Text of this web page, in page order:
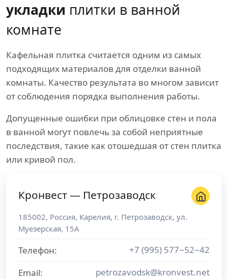
укладки плитки в ванной
комнате
Кафельная плитка считается одним из самых
подходящих материалов для отделки ванной
комнаты. Качество результата во многом зависит
от соблюдения порядка выполнения работы.
Допущенные ошибки при облицовке стен и пола
в ванной могут повлечь за собой неприятные
последствия, такие как отошедшая от стен плитка
или кривой пол.
Кронвест — Петрозаводск
185002, Россия, Карелия, г. Петрозаводск, ул.
Муезерская, 15А
Телефон:
+7 (995) 577−52−42
Email:
petrozavodsk@kronvest.net